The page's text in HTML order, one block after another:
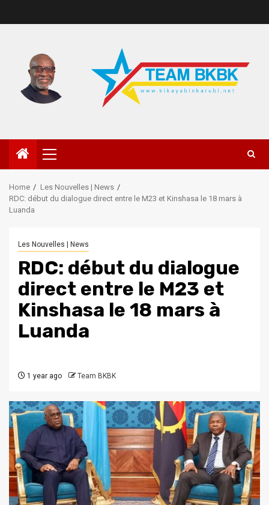
Home
Les Nouvelles | News
RDC: début du dialogue direct entre le M23 et Kinshasa le 18 mars à
Luanda
Les Nouvelles | News
RDC: début du dialogue
direct entre le M23 et
Kinshasa le 18 mars à
Luanda
1 year ago Team BKBK